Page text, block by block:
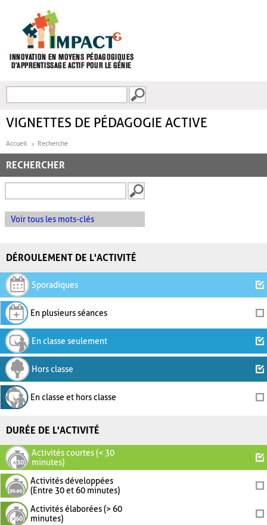
FORMULAIRE DE
VIGNETTES DE PÉDAGOGIE ACTIVE
Accueil Recherche
RECHERCHER
Voir tous les mots-clés
DÉROULEMENT DE L'ACTIVITÉ
Sporadiques
En plusieurs séances
En classe seulement
Hors classe
En classe et hors classe
DURÉE DE L'ACTIVITÉ
Activités courtes (< 30
minutes)
Activités développées
(Entre 30 et 60 minutes)
Activités élaborées (> 60
minutes)